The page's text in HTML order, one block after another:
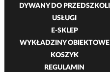
DYWANY DO PRZEDSZKOLI
USŁUGI
E-SKLEP
WYKŁADZINY OBIEKTOWE
KOSZYK
REGULAMIN